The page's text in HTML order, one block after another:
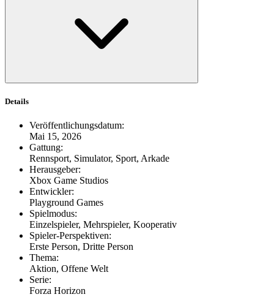
Details
Veröffentlichungsdatum:
Mai 15, 2026
Gattung:
Rennsport, Simulator, Sport, Arkade
Herausgeber:
Xbox Game Studios
Entwickler:
Playground Games
Spielmodus:
Einzelspieler, Mehrspieler, Kooperativ
Spieler-Perspektiven:
Erste Person, Dritte Person
Thema:
Aktion, Offene Welt
Serie:
Forza Horizon